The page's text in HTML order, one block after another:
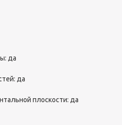
да
да
плоскости: да